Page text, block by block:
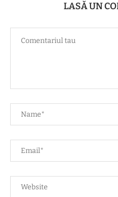
LASĂ UN